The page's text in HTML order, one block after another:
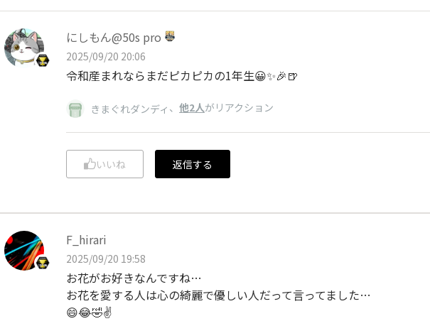
にしもん@50s pro
2025/09/20 20:06
令和産まれならまだピカピカの1年生😀✨🎉🍺
きまぐれダンディ 、 他2人がリアクション
いいね 返信する
F_hirari
2025/09/20 19:58
お花がお好きなんですね…
お花を愛する人は心の綺麗で優しい人だって言ってました…
😄😂🤣✌️